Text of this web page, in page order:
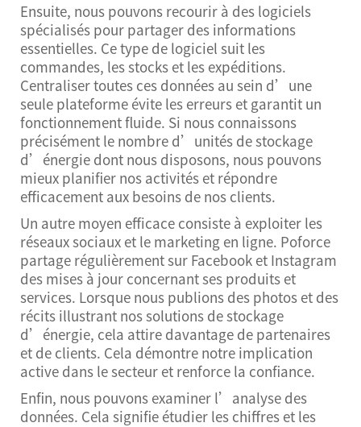
Ensuite, nous pouvons recourir à des logiciels
spécialisés pour partager des informations
essentielles. Ce type de logiciel suit les
commandes, les stocks et les expéditions.
Centraliser toutes ces données au sein d’une
seule plateforme évite les erreurs et garantit un
fonctionnement fluide. Si nous connaissons
précisément le nombre d’unités de stockage
d’énergie dont nous disposons, nous pouvons
mieux planifier nos activités et répondre
efficacement aux besoins de nos clients.
Un autre moyen efficace consiste à exploiter les
réseaux sociaux et le marketing en ligne. Poforce
partage régulièrement sur Facebook et Instagram
des mises à jour concernant ses produits et
services. Lorsque nous publions des photos et des
récits illustrant nos solutions de stockage
d’énergie, cela attire davantage de partenaires
et de clients. Cela démontre notre implication
active dans le secteur et renforce la confiance.
Enfin, nous pouvons examiner l’analyse des
données. Cela signifie étudier les chiffres et les